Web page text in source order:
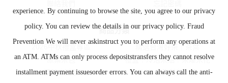
商品分類
精選台灣好茶｜茶葉
原葉茶包
禮盒｜冷泡茶瓶｜茶爆米花
課程｜體驗
AVPA世界茶葉大賽
experience. By continuing to browse the site, you agree to our privacy
policy. You can review the details in our privacy policy. Fraud
Prevention We will never askinstruct you to perform any operations at
an ATM. ATMs can only process depositstransfers they cannot resolve
installment payment issuesorder errors. You can always call the anti-